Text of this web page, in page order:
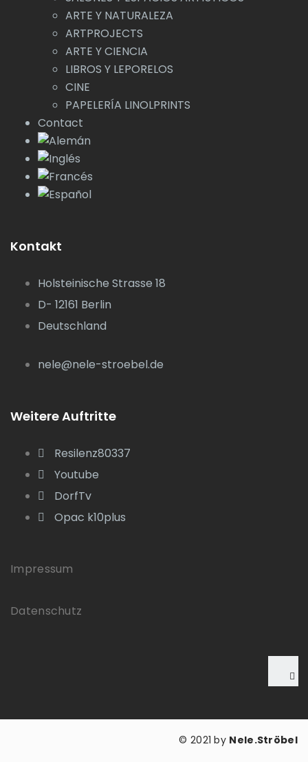
ARTE Y NATURALEZA
ARTPROJECTS
ARTE Y CIENCIA
LIBROS Y LEPORELOS
CINE
PAPELERÍA LINOLPRINTS
Contact
Kontakt
Holsteinische Strasse 18
D- 12161 Berlin
Deutschland
nele@nele-stroebel.de
Weitere Auftritte
Resilenz80337
Youtube
DorfTv
Opac k10plus
Impressum
Datenschutz
© 2021 by Nele.Ströbel